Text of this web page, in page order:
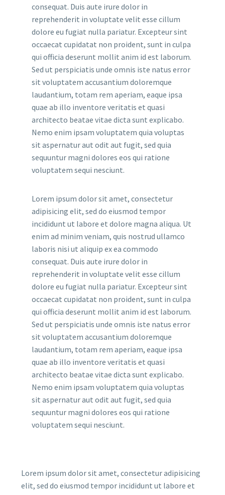
consequat. Duis aute irure dolor in
reprehenderit in voluptate velit esse cillum
dolore eu fugiat nulla pariatur. Excepteur sint
occaecat cupidatat non proident, sunt in culpa
qui officia deserunt mollit anim id est laborum.
Sed ut perspiciatis unde omnis iste natus error
sit voluptatem accusantium doloremque
laudantium, totam rem aperiam, eaque ipsa
quae ab illo inventore veritatis et quasi
architecto beatae vitae dicta sunt explicabo.
Nemo enim ipsam voluptatem quia voluptas
sit aspernatur aut odit aut fugit, sed quia
sequuntur magni dolores eos qui ratione
voluptatem sequi nesciunt.
Lorem ipsum dolor sit amet, consectetur
adipisicing elit, sed do eiusmod tempor
incididunt ut labore et dolore magna aliqua. Ut
enim ad minim veniam, quis nostrud ullamco
laboris nisi ut aliquip ex ea commodo
consequat. Duis aute irure dolor in
reprehenderit in voluptate velit esse cillum
dolore eu fugiat nulla pariatur. Excepteur sint
occaecat cupidatat non proident, sunt in culpa
qui officia deserunt mollit anim id est laborum.
Sed ut perspiciatis unde omnis iste natus error
sit voluptatem accusantium doloremque
laudantium, totam rem aperiam, eaque ipsa
quae ab illo inventore veritatis et quasi
architecto beatae vitae dicta sunt explicabo.
Nemo enim ipsam voluptatem quia voluptas
sit aspernatur aut odit aut fugit, sed quia
sequuntur magni dolores eos qui ratione
voluptatem sequi nesciunt.
Lorem ipsum dolor sit amet, consectetur adipisicing
elit, sed do eiusmod tempor incididunt ut labore et